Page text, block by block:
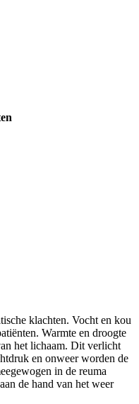
klachten. Vocht en kou
Warmte en droogte
het lichaam. Dit verlicht
en onweer worden de
in de reuma
de hand van het weer